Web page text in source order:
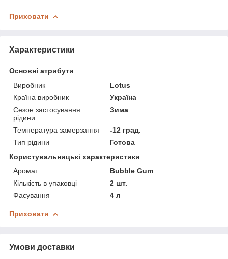
Приховати
Характеристики
Основні атрибути
Виробник
Lotus
Країна виробник
Україна
Сезон застосування
рідини
Зима
Температура замерзання
-12 град.
Тип рідини
Готова
Користувальницькі характеристики
Аромат
Bubble Gum
Кількість в упаковці
2 шт.
Фасування
4 л
Приховати
Умови доставки